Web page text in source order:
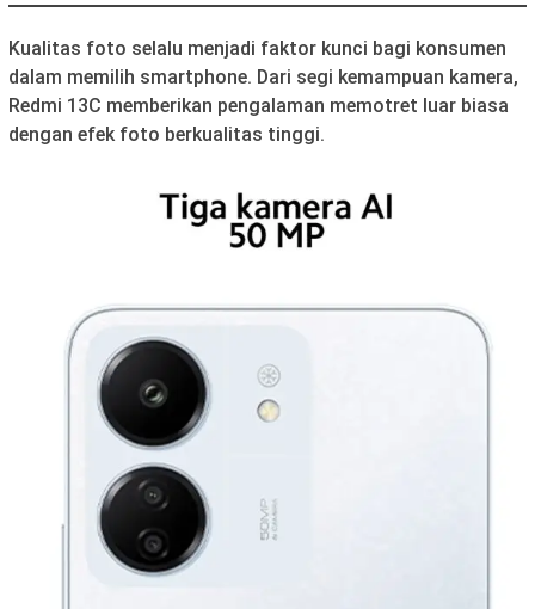
Kualitas foto selalu menjadi faktor kunci bagi konsumen
dalam memilih smartphone. Dari segi kemampuan kamera,
Redmi 13C memberikan pengalaman memotret luar biasa
dengan efek foto berkualitas tinggi.